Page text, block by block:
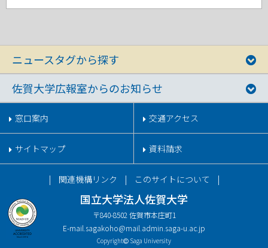
ニュースタグから探す
佐賀大学広報室からのお知らせ
窓口案内 交通アクセス
サイトマップ 資料請求
国立大学法人佐賀大学
〒840-8502 佐賀市本庄町1
E-mail. sagakoho@mail.admin.saga-u.ac.jp
関連機構リンク このサイトについて
Copyright Saga University